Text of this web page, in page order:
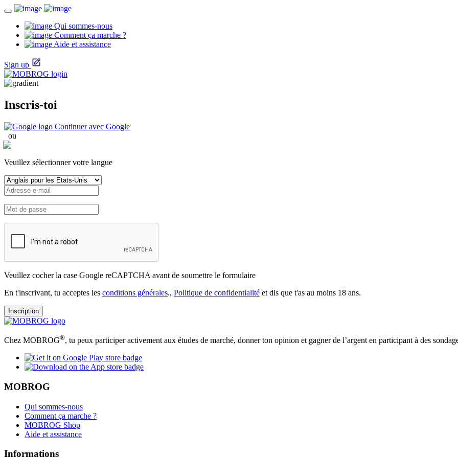
Qui sommes-nous
Comment ça marche ?
Aide et assistance
Sign up
Inscris-toi
Continuer avec Google
ou
Veuillez sélectionner votre langue
Veuillez cocher la case Google reCAPTCHA avant de soumettre le formulaire
En t'inscrivant, tu acceptes les conditions générales., Politique de confidentialité et dis que t'as au moins 18 ans.
Inscription
Chez MOBROG®, tu peux participer activement aux études de marché, donner ton opinion et gagner de l’argent en participant à des
MOBROG
Qui sommes-nous
Comment ça marche ?
MOBROG Shop
Aide et assistance
Informations